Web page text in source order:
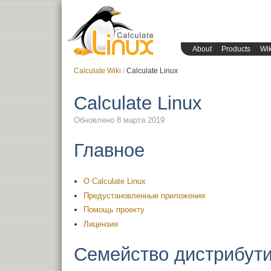
About Products
Calculate Wiki Calculate Linux
Calculate Linux
Обновлено 8 марта 2019
Главное
О Calculate Linux
Предустановленные приложения
Помощь проекту
Лицензия
Семейство